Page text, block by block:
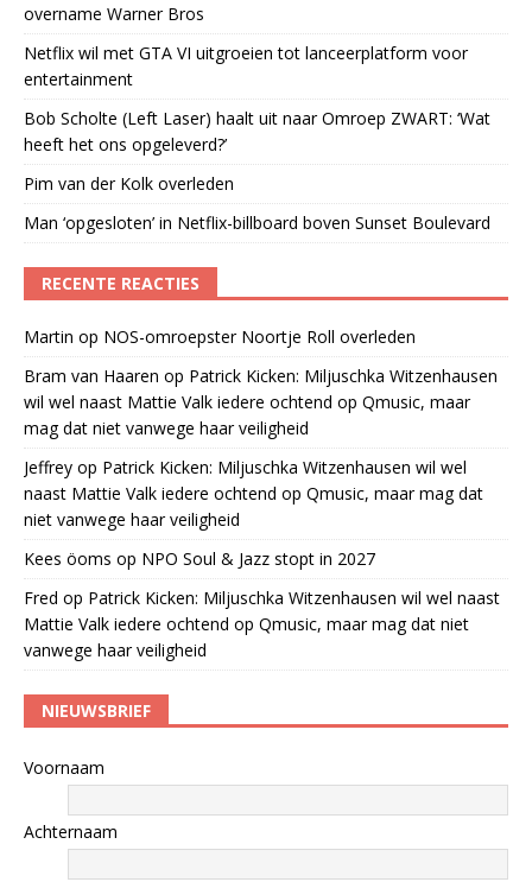
overname Warner Bros
Netflix wil met GTA VI uitgroeien tot lanceerplatform voor
entertainment
Bob Scholte (Left Laser) haalt uit naar Omroep ZWART: ‘Wat
heeft het ons opgeleverd?’
Pim van der Kolk overleden
Man ‘opgesloten’ in Netflix-billboard boven Sunset Boulevard
RECENTE REACTIES
Martin op NOS-omroepster Noortje Roll overleden
Bram van Haaren op Patrick Kicken: Miljuschka Witzenhausen
wil wel naast Mattie Valk iedere ochtend op Qmusic, maar
mag dat niet vanwege haar veiligheid
Jeffrey op Patrick Kicken: Miljuschka Witzenhausen wil wel
naast Mattie Valk iedere ochtend op Qmusic, maar mag dat
niet vanwege haar veiligheid
Kees öoms op NPO Soul & Jazz stopt in 2027
Fred op Patrick Kicken: Miljuschka Witzenhausen wil wel naast
Mattie Valk iedere ochtend op Qmusic, maar mag dat niet
vanwege haar veiligheid
NIEUWSBRIEF
Voornaam
Achternaam